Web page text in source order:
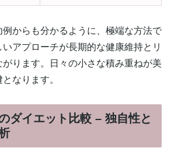
からも分かるように、極端な方法で
アプローチが長期的な健康維持とリ
ります。日々の小さな積み重ねが美
なります。
ダイエット比較 – 独自性と